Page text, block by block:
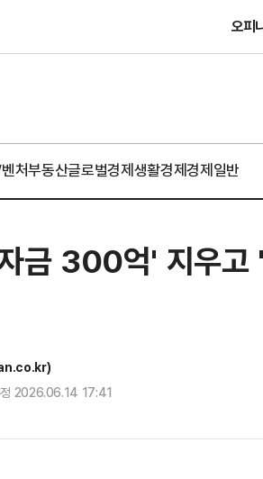
오피
처부동산글로벌경제생활경제경제일반
금 300억' 지우고
2026.06.14 17:41